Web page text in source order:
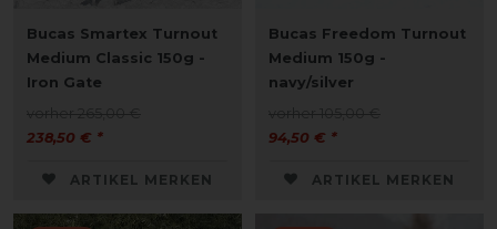
Bucas Smartex Turnout
Medium Classic 150g -
Iron Gate
238,50 € *
ARTIKEL MERKEN
Bucas Freedom Turnout
Medium 150g -
navy/silver
94,50 € *
ARTIKEL MERKEN